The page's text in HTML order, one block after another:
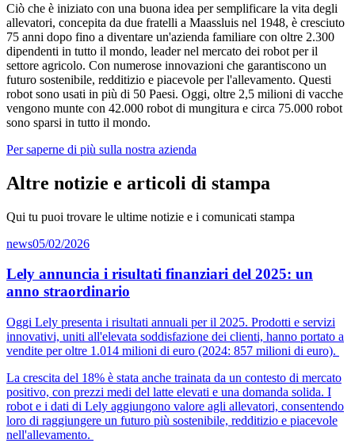
Ciò che è iniziato con una buona idea per semplificare la vita degli
allevatori, concepita da due fratelli a Maassluis nel 1948, è cresciuto
75 anni dopo fino a diventare un'azienda familiare con oltre 2.300
dipendenti in tutto il mondo, leader nel mercato dei robot per il
settore agricolo. Con numerose innovazioni che garantiscono un
futuro sostenibile, redditizio e piacevole per l'allevamento. Questi
robot sono usati in più di 50 Paesi. Oggi, oltre 2,5 milioni di vacche
vengono munte con 42.000 robot di mungitura e circa 75.000 robot
sono sparsi in tutto il mondo.
Per saperne di più sulla nostra azienda
Altre notizie e articoli di stampa
Qui tu puoi trovare le ultime notizie e i comunicati stampa
news05/02/2026
Lely annuncia i risultati finanziari del 2025: un
anno straordinario
Oggi Lely presenta i risultati annuali per il 2025. Prodotti e servizi
innovativi, uniti all'elevata soddisfazione dei clienti, hanno portato a
vendite per oltre 1.014 milioni di euro (2024: 857 milioni di euro).
La crescita del 18% è stata anche trainata da un contesto di mercato
positivo, con prezzi medi del latte elevati e una domanda solida. I
robot e i dati di Lely aggiungono valore agli allevatori, consentendo
loro di raggiungere un futuro più sostenibile, redditizio e piacevole
nell'allevamento.